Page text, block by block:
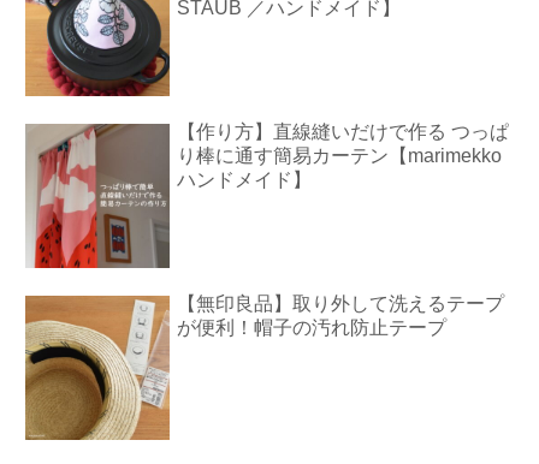
STAUB ／ハンドメイド】
【作り方】直線縫いだけで作る つっぱ
り棒に通す簡易カーテン【marimekko
ハンドメイド】
【無印良品】取り外して洗えるテープ
が便利！帽子の汚れ防止テープ